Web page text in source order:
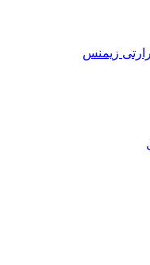
زیمنس